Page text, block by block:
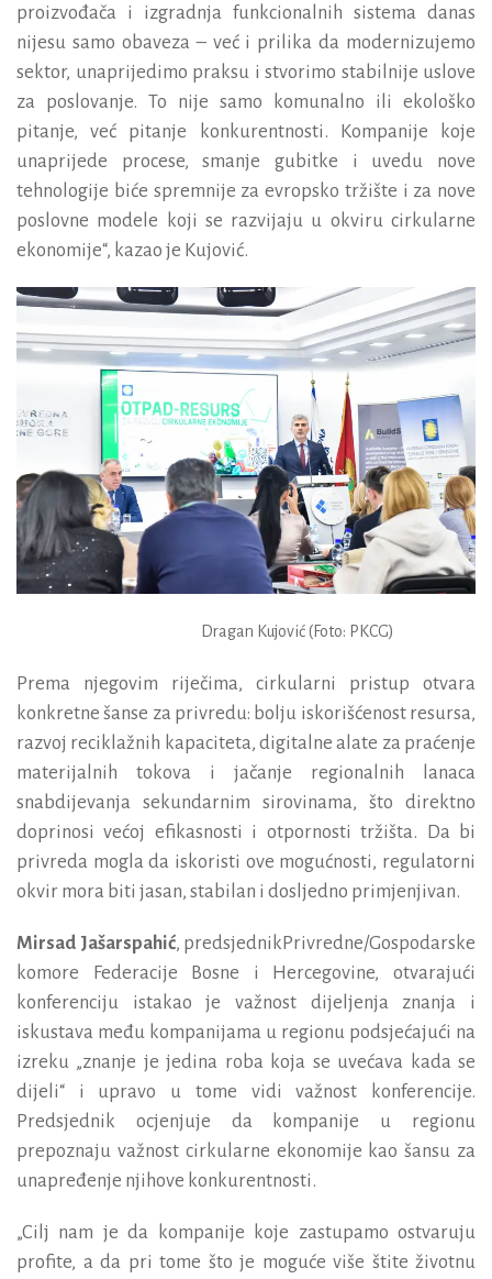
proizvođača i izgradnja funkcionalnih sistema danas
nijesu samo obaveza – već i prilika da modernizujemo
sektor, unaprijedimo praksu i stvorimo stabilnije uslove
za poslovanje. To nije samo komunalno ili ekološko
pitanje, već pitanje konkurentnosti. Kompanije koje
unaprijede procese, smanje gubitke i uvedu nove
tehnologije biće spremnije za evropsko tržište i za nove
poslovne modele koji se razvijaju u okviru cirkularne
ekonomije“, kazao je Kujović.
Dragan Kujović (Foto: PKCG)
Prema njegovim riječima, cirkularni pristup otvara
konkretne šanse za privredu: bolju iskorišćenost resursa,
razvoj reciklažnih kapaciteta, digitalne alate za praćenje
materijalnih tokova i jačanje regionalnih lanaca
snabdijevanja sekundarnim sirovinama, što direktno
doprinosi većoj efikasnosti i otpornosti tržišta. Da bi
privreda mogla da iskoristi ove mogućnosti, regulatorni
okvir mora biti jasan, stabilan i dosljedno primjenjivan.
Mirsad Jašarspahić, predsjednikPrivredne/Gospodarske
komore Federacije Bosne i Hercegovine, otvarajući
konferenciju istakao je važnost dijeljenja znanja i
iskustava među kompanijama u regionu podsjećajući na
izreku „znanje je jedina roba koja se uvećava kada se
dijeli“ i upravo u tome vidi važnost konferencije.
Predsjednik ocjenjuje da kompanije u regionu
prepoznaju važnost cirkularne ekonomije kao šansu za
unapređenje njihove konkurentnosti.
„Cilj nam je da kompanije koje zastupamo ostvaruju
profite, a da pri tome što je moguće više štite životnu